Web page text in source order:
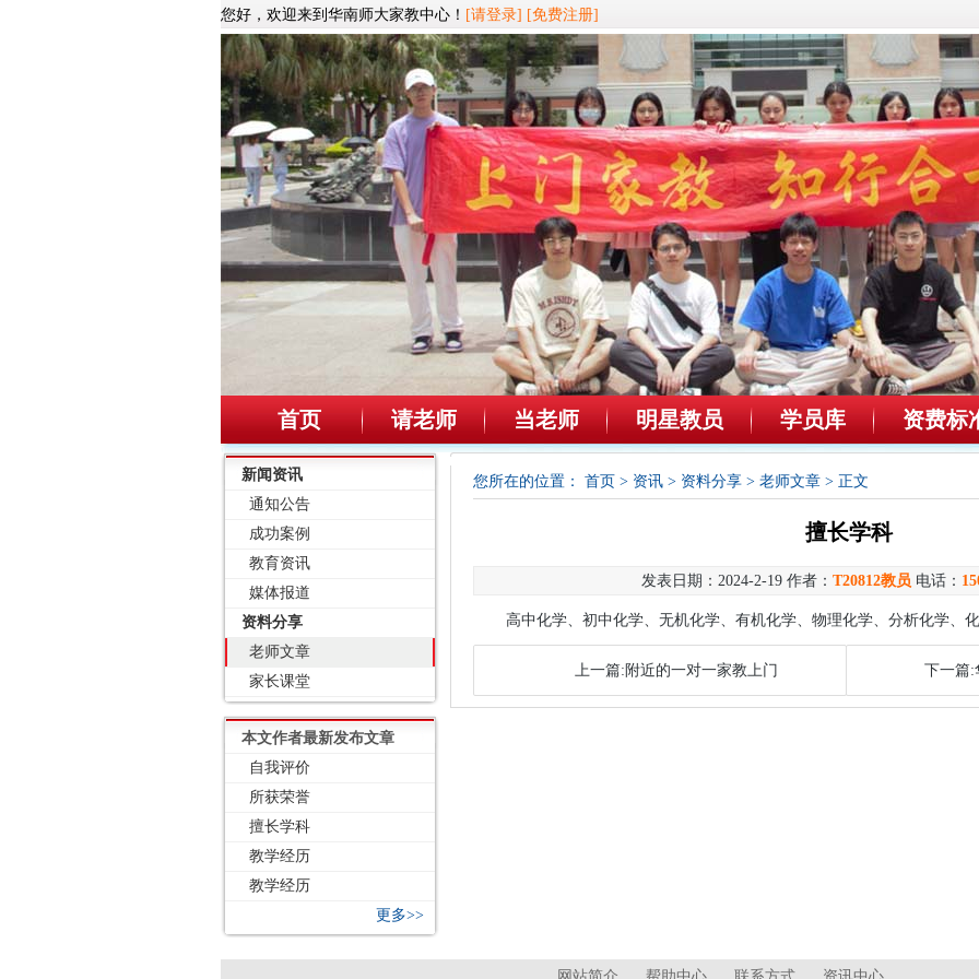
您好，欢迎来到华南师大家教中心！ [请登录] [免费注册]
首页 请老师 当老师 明星教员 学员库 资费标
新闻资讯
通知公告
成功案例
教育资讯
媒体报道
资料分享
老师文章
家长课堂
本文作者最新发布文章
自我评价
所获荣誉
擅长学科
教学经历
教学经历
更多>>
您所在的位置： 首页 > 资讯 > 资料分享 > 老师文章 > 正文
擅长学科
发表日期：2024-2-19 作者： T20812教员 电话：
高中化学、初中化学、无机化学、有机化学、物理化学、分析化学、
上一篇:附近的一对一家教上门 下一篇: